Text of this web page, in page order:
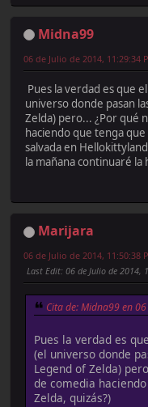
Midna99
06 de Julio de 2014, 11:29:34
Pues la verdad es que
universo donde pasan
Zelda) pero... ¿Por qué
haciendo que tenga que
salvada en
la mañana continuaré la
Marijara
06 de Julio de 2014, 11:50:38
Last Edit: 06 de Julio de 2014,
Cita de: Midna99 en
Pues la verdad es
(el universo donde
Legend of Zelda)
de comedia
Zelda, quizás?)